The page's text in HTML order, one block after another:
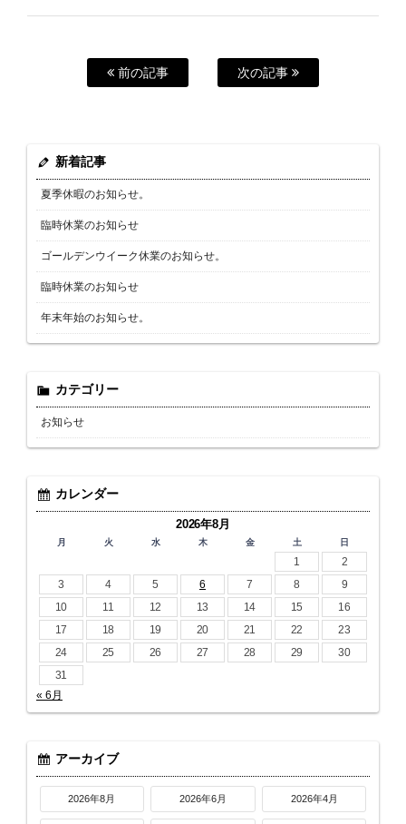
前の記事 次の記事
新着記事
夏季休暇のお知らせ。
臨時休業のお知らせ
ゴールデンウイーク休業のお知らせ。
臨時休業のお知らせ
年末年始のお知らせ。
カテゴリー
お知らせ
カレンダー
2026年8月
月 火 水 木 金 土 日
1
2
3
4 5 6 7 8
9
10
11 12 13 14 15
16
17
18 19 20 21 22
23
24
25 26 27 28 29
30
31
« 6月
アーカイブ
2026年8月 2026年6月 2026年4月